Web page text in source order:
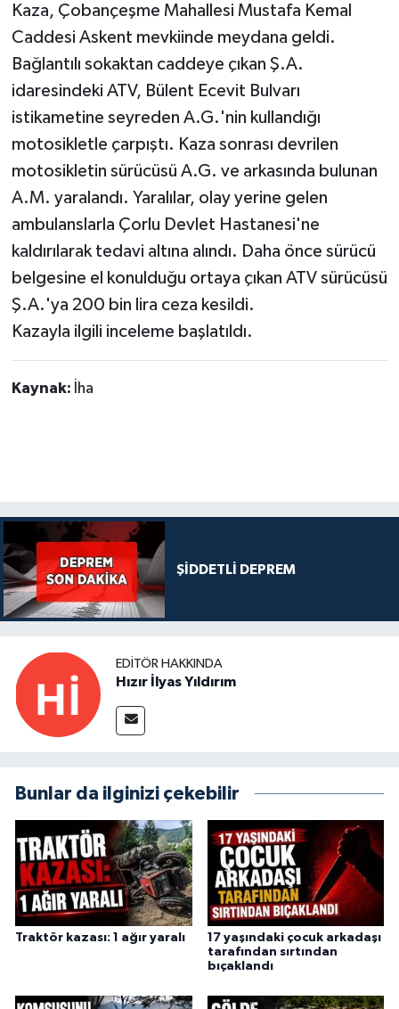
Kaza, Çobançeşme Mahallesi Mustafa Kemal
Caddesi Askent mevkiinde meydana geldi.
Bağlantılı sokaktan caddeye çıkan Ş.A.
idaresindeki ATV, Bülent Ecevit Bulvarı
istikametine seyreden A.G.'nin kullandığı
motosikletle çarpıştı. Kaza sonrası devrilen
motosikletin sürücüsü A.G. ve arkasında bulunan
A.M. yaralandı. Yaralılar, olay yerine gelen
ambulanslarla Çorlu Devlet Hastanesi'ne
kaldırılarak tedavi altına alındı. Daha önce sürücü
belgesine el konulduğu ortaya çıkan ATV sürücüsü
Ş.A.'ya 200 bin lira ceza kesildi.
Kazayla ilgili inceleme başlatıldı.
Kaynak: İha
ŞİDDETLİ DEPREM
EDITÖR HAKKINDA
Hızır İlyas Yıldırım
Bunlar da ilginizi çekebilir
Traktör kazası: 1 ağır yaralı
17 yaşındaki çocuk arkadaşı
tarafından sırtından
bıçaklandı